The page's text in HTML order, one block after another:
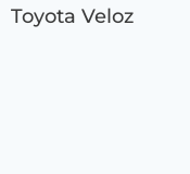
Toyota Veloz